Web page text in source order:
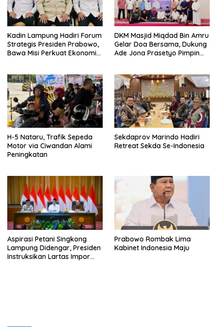
Kadin Lampung Hadiri Forum
Strategis Presiden Prabowo,
Bawa Misi Perkuat Ekonomi
DKM Masjid Miqdad Bin Amru
Gelar Doa Bersama, Dukung
Ade Jona Prasetyo Pimpin
H-5 Nataru, Trafik Sepeda
Motor via Ciwandan Alami
Peningkatan
Sekdaprov Marindo Hadiri
Retreat Sekda Se-Indonesia
Aspirasi Petani Singkong
Lampung Didengar, Presiden
Instruksikan Lartas Impor
Prabowo Rombak Lima
Kabinet Indonesia Maju